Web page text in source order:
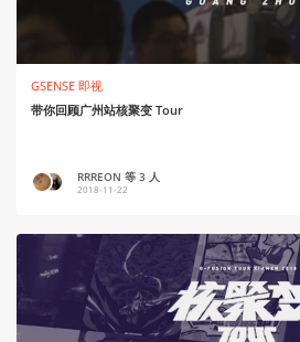
GSENSE 即视
带你回顾广州站核聚变 Tour
RRREON 等 3 人
2018-11-22